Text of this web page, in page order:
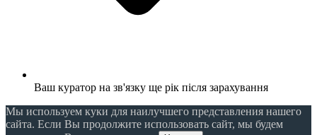
Ваш куратор на зв'язку ще рік після зарахування
Мы используем куки для наилучшего представления нашего
сайта. Если Вы продолжите использовать сайт, мы будем